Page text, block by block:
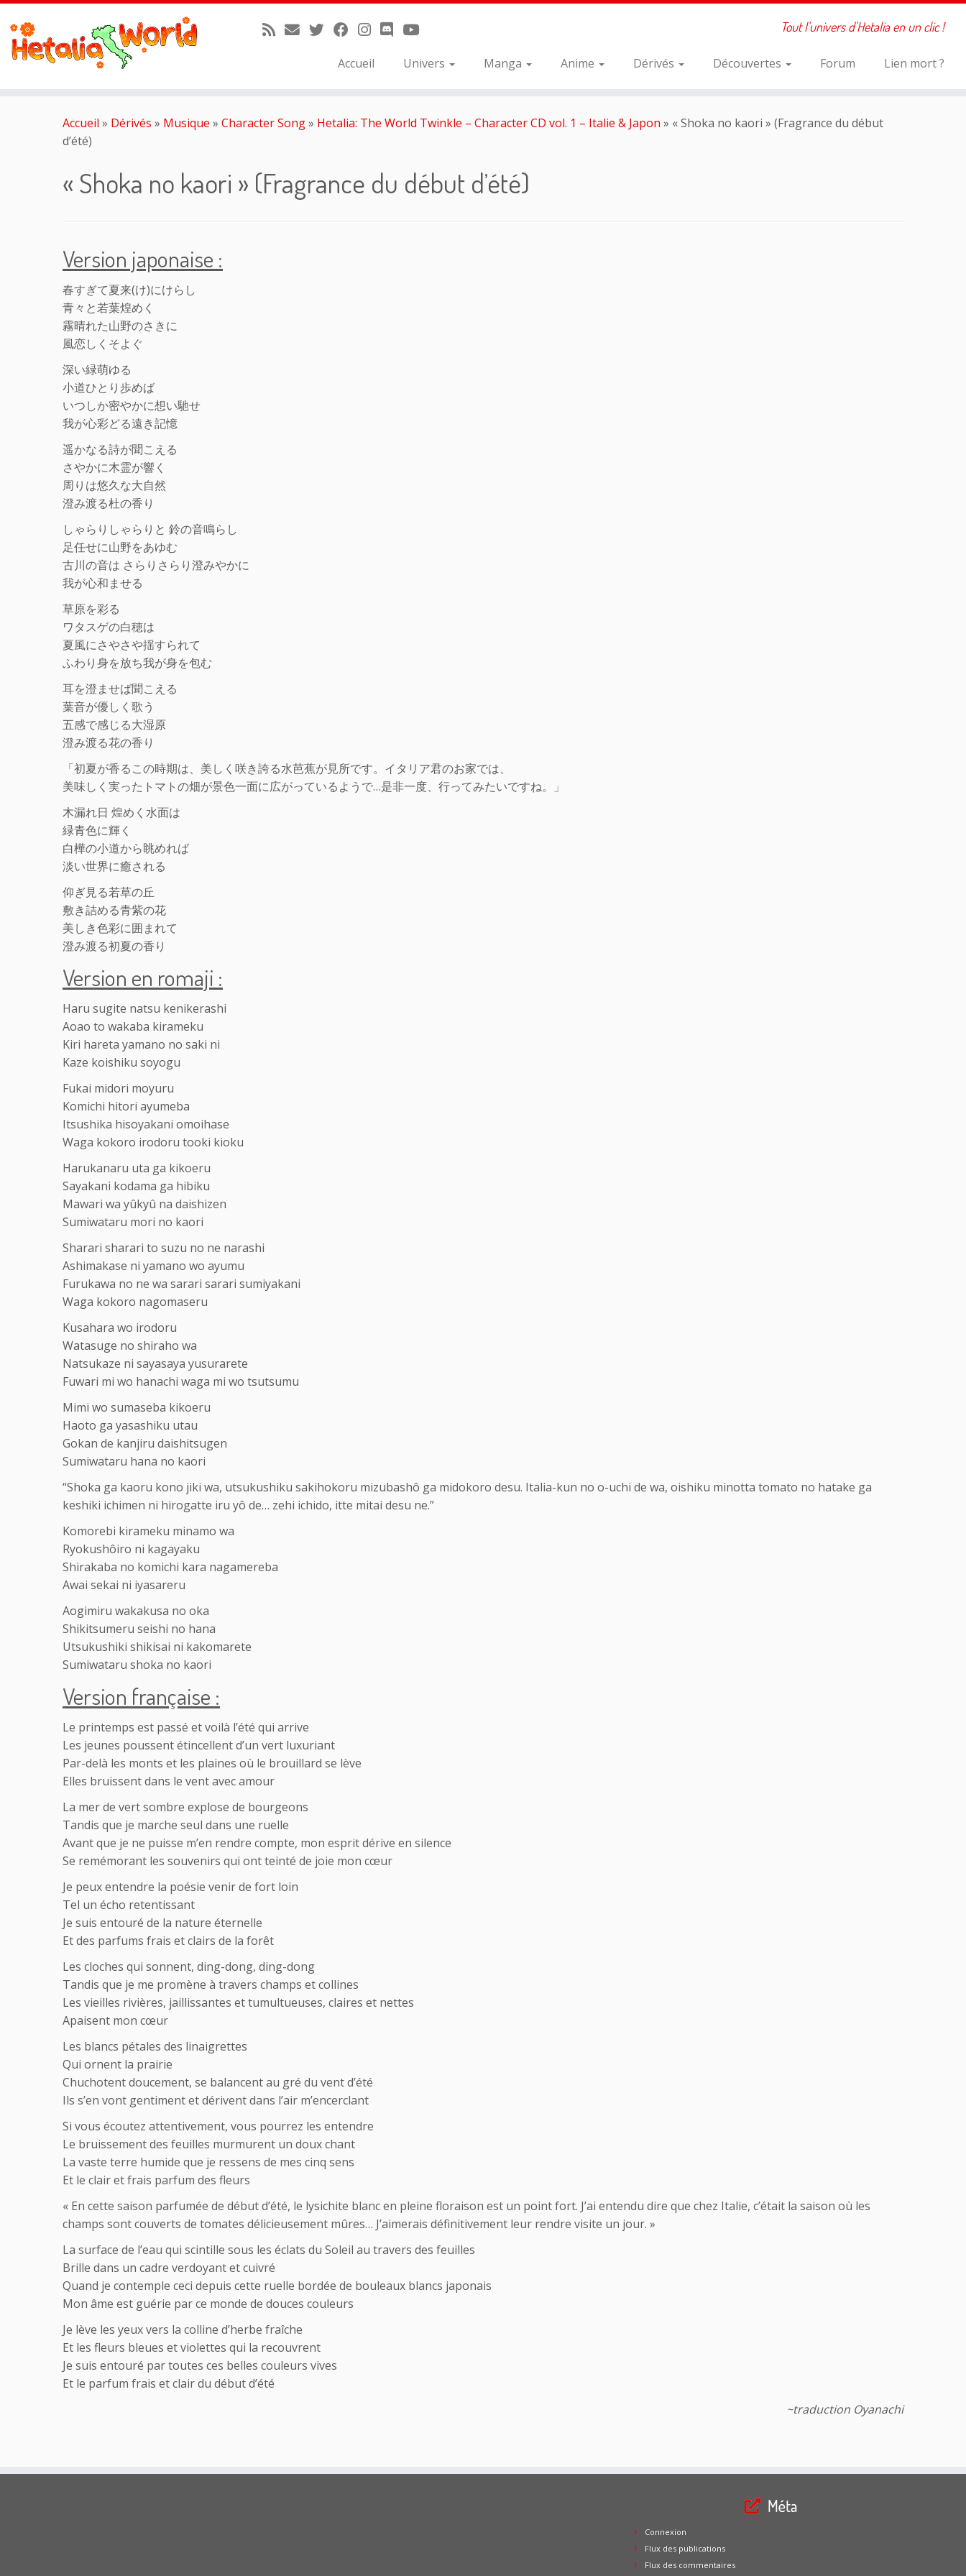
Tout l'univers d'Hetalia en un clic !
Accueil Univers Manga Anime Dérivés Découvertes Forum Lien mort ?
Accueil » Dérivés » Musique » Character Song» Hetalia: The World Twinkle – Character CD vol. 1 – Italie & Japon » « Shoka no kaori » (Fragrance du début
d’été)
« Shoka no kaori » (Fragrance du début d’été)
Version japonaise :
春すぎて夏来(け)にけらし
青々と若葉煌めく
霧晴れた山野のさきに
風恋しくそよぐ
深い緑萌ゆる
小道ひとり歩めば
いつしか密やかに想い馳せ
我が心彩どる遠き記憶
遥かなる詩が聞こえる
さやかに木霊が響く
周りは悠久な大自然
澄み渡る杜の香り
しゃらりしゃらりと 鈴の音鳴らし
足任せに山野をあゆむ
古川の音は さらりさらり澄みやかに
我が心和ませる
草原を彩る
ワタスゲの白穂は
夏風にさやさや揺すられて
ふわり身を放ち我が身を包む
耳を澄ませば聞こえる
葉音が優しく歌う
五感で感じる大湿原
澄み渡る花の香り
「初夏が香るこの時期は、美しく咲き誇る水芭蕉が見所です。イタリア君のお家では、
美味しく実ったトマトの畑が景色一面に広がっているようで…是非一度、行ってみたいですね。」
木漏れ日 煌めく水面は
緑青色に輝く
白樺の小道から眺めれば
淡い世界に癒される
仰ぎ見る若草の丘
敷き詰める青紫の花
美しき色彩に囲まれて
澄み渡る初夏の香り
Version en romaji :
Haru sugite natsu kenikerashi
Aoao to wakaba kirameku
Kiri hareta yamano no saki ni
Kaze koishiku soyogu
Fukai midori moyuru
Komichi hitori ayumeba
Itsushika hisoyakani omoihase
Waga kokoro irodoru tooki kioku
Harukanaru uta ga kikoeru
Sayakani kodama ga hibiku
Mawari wa yûkyû na daishizen
Sumiwataru mori no kaori
Sharari sharari to suzu no ne narashi
Ashimakase ni yamano wo ayumu
Furukawa no ne wa sarari sarari sumiyakani
Waga kokoro nagomaseru
Kusahara wo irodoru
Watasuge no shiraho wa
Natsukaze ni sayasaya yusurarete
Fuwari mi wo hanachi waga mi wo tsutsumu
Mimi wo sumaseba kikoeru
Haoto ga yasashiku utau
Gokan de kanjiru daishitsugen
Sumiwataru hana no kaori
“Shoka ga kaoru kono jiki wa, utsukushiku sakihokoru mizubashô ga midokoro desu. Italia-kun no o-uchi de wa, oishiku minotta tomato no hatake ga
keshiki ichimen ni hirogatte iru yô de… zehi ichido, itte mitai desu ne.”
Komorebi kirameku minamo wa
Ryokushôiro ni kagayaku
Shirakaba no komichi kara nagamereba
Awai sekai ni iyasareru
Aogimiru wakakusa no oka
Shikitsumeru seishi no hana
Utsukushiki shikisai ni kakomarete
Sumiwataru shoka no kaori
Version française :
Le printemps est passé et voilà l’été qui arrive
Les jeunes poussent étincellent d’un vert luxuriant
Par-delà les monts et les plaines où le brouillard se lève
Elles bruissent dans le vent avec amour
La mer de vert sombre explose de bourgeons
Tandis que je marche seul dans une ruelle
Avant que je ne puisse m’en rendre compte, mon esprit dérive en silence
Se remémorant les souvenirs qui ont teinté de joie mon cœur
Je peux entendre la poésie venir de fort loin
Tel un écho retentissant
Je suis entouré de la nature éternelle
Et des parfums frais et clairs de la forêt
Les cloches qui sonnent, ding-dong, ding-dong
Tandis que je me promène à travers champs et collines
Les vieilles rivières, jaillissantes et tumultueuses, claires et nettes
Apaisent mon cœur
Les blancs pétales des linaigrettes
Qui ornent la prairie
Chuchotent doucement, se balancent au gré du vent d’été
Ils s’en vont gentiment et dérivent dans l’air m’encerclant
Si vous écoutez attentivement, vous pourrez les entendre
Le bruissement des feuilles murmurent un doux chant
La vaste terre humide que je ressens de mes cinq sens
Et le clair et frais parfum des fleurs
« En cette saison parfumée de début d’été, le lysichite blanc en pleine floraison est un point fort. J’ai entendu dire que chez Italie, c’était la saison où les
champs sont couverts de tomates délicieusement mûres… J’aimerais définitivement leur rendre visite un jour. »
La surface de l’eau qui scintille sous les éclats du Soleil au travers des feuilles
Brille dans un cadre verdoyant et cuivré
Quand je contemple ceci depuis cette ruelle bordée de bouleaux blancs japonais
Mon âme est guérie par ce monde de douces couleurs
Je lève les yeux vers la colline d’herbe fraîche
Et les fleurs bleues et violettes qui la recouvrent
Je suis entouré par toutes ces belles couleurs vives
Et le parfum frais et clair du début d’été
~traduction Oyanachi
Méta
Connexion
Flux des publications
Flux des commentaires